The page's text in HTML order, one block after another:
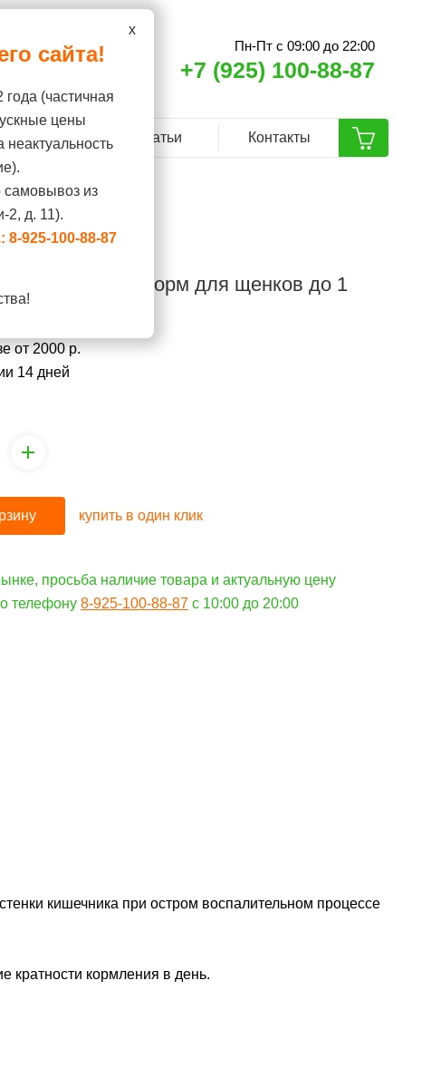
Пн-Пт с 09:00 до 22:00
+7 (925) 100-88-87
Бренды Статьи Контакты
Puppy GIJ29 корм для щенков до 1
от 2000 р.
14 дней
купить в один клик
просьба наличие товара и актуальную цену
телефону 8-925-100-88-87 c 10:00 до 20:00
кишечника при остром воспалительном процессе
кратности кормления в день.
сайта!
(частичная
цены
самовывоз из
2, д. 11).
8-925-100-88-87
x